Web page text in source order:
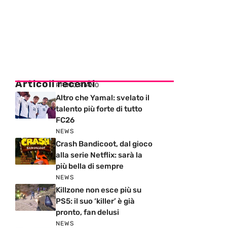
Articoli recenti
PRIMO PIANO
Altro che Yamal: svelato il
talento più forte di tutto
FC26
NEWS
Crash Bandicoot, dal gioco
alla serie Netflix: sarà la
più bella di sempre
NEWS
Killzone non esce più su
PS5: il suo ‘killer’ è già
pronto, fan delusi
NEWS